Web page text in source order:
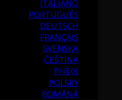
ITALIANO
PORTUGUÉS
DEUTSCH
FRANÇAIS
SVENSKA
ČEŠTINA
한국어
POLSKY
ROMÂNĂ